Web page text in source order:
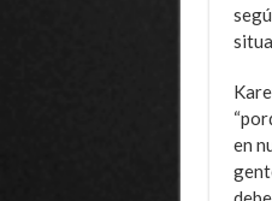
en